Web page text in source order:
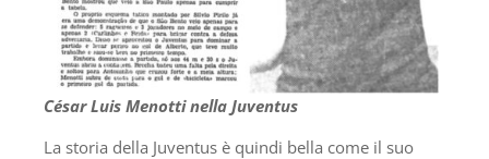
César Luis Menotti nella Juventus
La storia della Juventus è quindi bella come il suo